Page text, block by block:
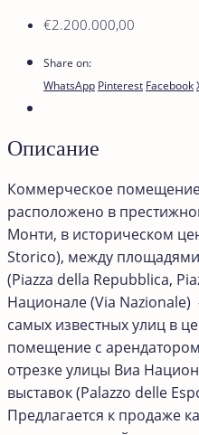
€2.200.000,00
Share on:
WhatsApp Pinterest Facebook
Описание
Коммерческое
расположено в
Монти, в историческом
Storico), между
(Piazza della Repubblica,
Национале (Via
самых известных улиц в
помещение с
отрезке улицы Виа
выставок (Palazzo delle
Предлагается к продаже